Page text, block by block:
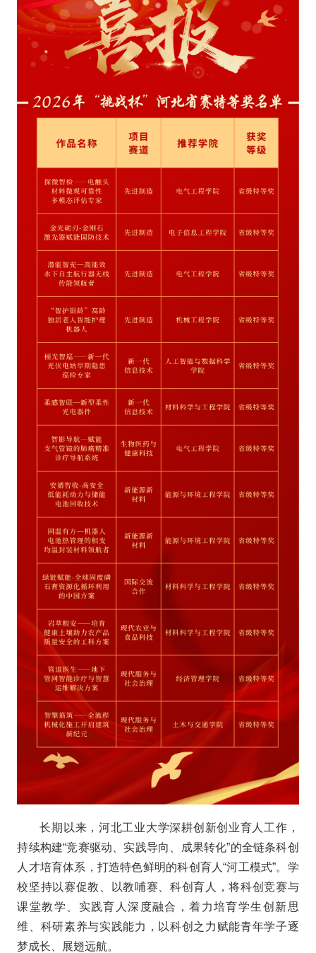
长期以来，河北工业大学深耕创新创业育人工作，
持续构建“竞赛驱动、实践导向、成果转化”的全链条科创
人才培育体系，打造特色鲜明的科创育人“河工模式”。学
校坚持以赛促教、以教哺赛、科创育人，将科创竞赛与
课堂教学、实践育人深度融合，着力培育学生创新思
维、科研素养与实践能力，以科创之力赋能青年学子逐
梦成长、展翅远航。